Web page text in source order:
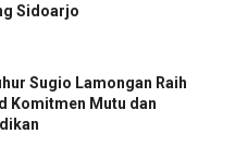
Sidoarjo
Sugio Lamongan Raih
Komitmen Mutu dan